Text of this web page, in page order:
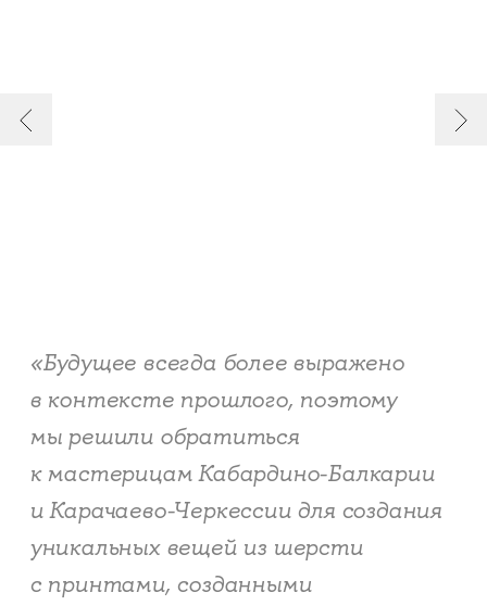
«Будущее всегда более выражено
в контексте прошлого, поэтому
мы решили обратиться
к мастерицам Кабардино-Балкарии
и Карачаево-Черкессии для создания
уникальных вещей из шерсти
с принтами, созданными